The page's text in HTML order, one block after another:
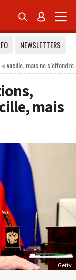
 
NEWSLETTERS
vacille, mais ne
mais
Getty